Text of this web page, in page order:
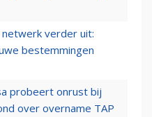
verder uit:
bestemmingen
probeert onrust bij
over overname TAP